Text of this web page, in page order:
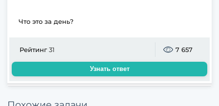
Что это за день?
Рейтинг31 7 657
Узнать ответ